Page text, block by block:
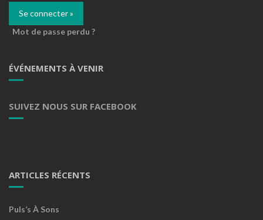
Mot de passe perdu ?
ÉVÉNEMENTS À VENIR
SUIVEZ NOUS SUR FACEBOOK
ARTICLES RÉCENTS
Puls’s À Sons